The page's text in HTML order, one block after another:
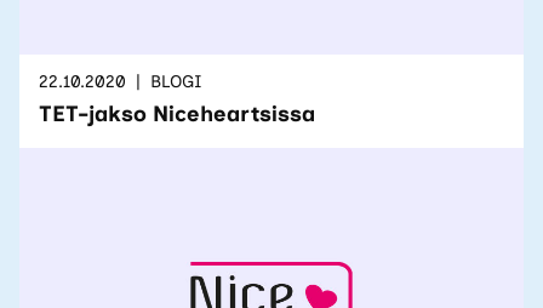
22.10.2020 BLOGI
TET-jakso Niceheartsissa